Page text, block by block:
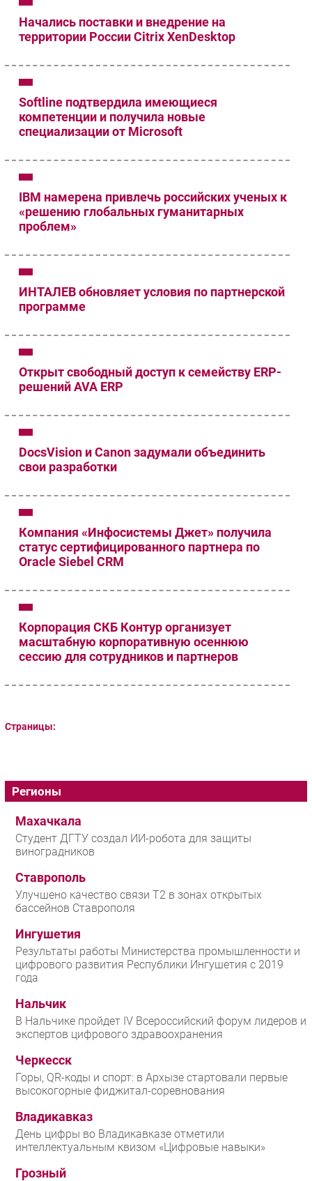
Начались поставки и внедрение на
территории России Citrix XenDesktop
Softline подтвердила имеющиеся
компетенции и получила новые
специализации от Microsoft
IBM намерена привлечь российских ученых к
«решению глобальных гуманитарных
проблем»
ИНТАЛЕВ обновляет условия по партнерской
программе
Открыт свободный доступ к семейству ERP-
решений AVA ERP
DocsVision и Canon задумали объединить
свои разработки
Компания «Инфосистемы Джет» получила
статус сертифицированного партнера по
Oracle Siebel CRM
Корпорация СКБ Контур организует
масштабную корпоративную осеннюю
сессию для сотрудников и партнеров
Страницы:
Регионы
Махачкала
Студент ДГТУ создал ИИ-робота для защиты
виноградников
Ставрополь
Улучшено качество связи T2 в зонах открытых
бассейнов Ставрополя
Ингушетия
Результаты работы Министерства промышленности и
цифрового развития Республики Ингушетия с 2019
года
Нальчик
В Нальчике пройдет IV Всероссийский форум лидеров и
экспертов цифрового здравоохранения
Черкесск
Горы, QR-коды и спорт: в Архызе стартовали первые
высокогорные фиджитал-соревнования
Владикавказ
День цифры во Владикавказе отметили
интеллектуальным квизом «Цифровые навыки»
Грозный